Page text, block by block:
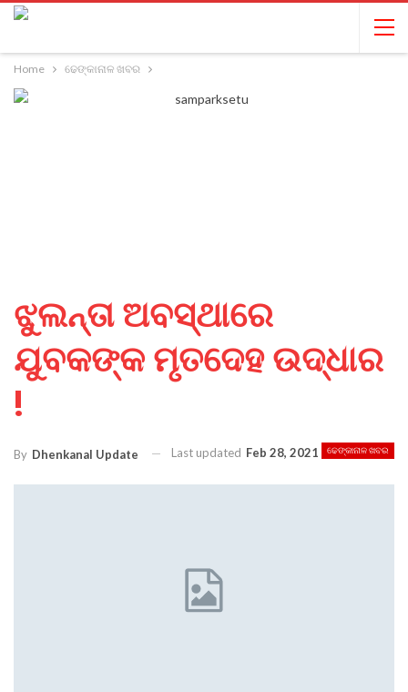
Home ଢେଙ୍କାନାଳ ଖବର
ଝୁଲନ୍ତା ଅବସ୍ଥାରେ
ଯୁବକଙ୍କ ମୃତଦେହ ଉଦ୍ଧାର
!
ଢେଙ୍କାନାଳ ଖବର
By Dhenkanal Update Last updated Feb 28, 2021